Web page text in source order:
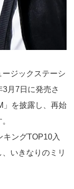
ジックステーシ
月7日に発売さ
」を披露し、再始
キングTOP10入
いきなりのミリ